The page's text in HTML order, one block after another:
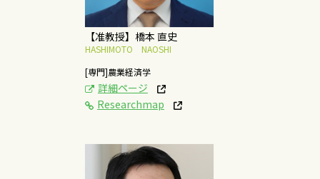
【准教授】橋本 直史
HASHIMOTO NAOSHI
[専門]農業経済学
詳細ページ
Researchmap
[研究テーマ]